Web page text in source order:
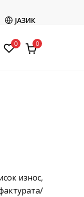
ЈАЗИК
0 0
износ,